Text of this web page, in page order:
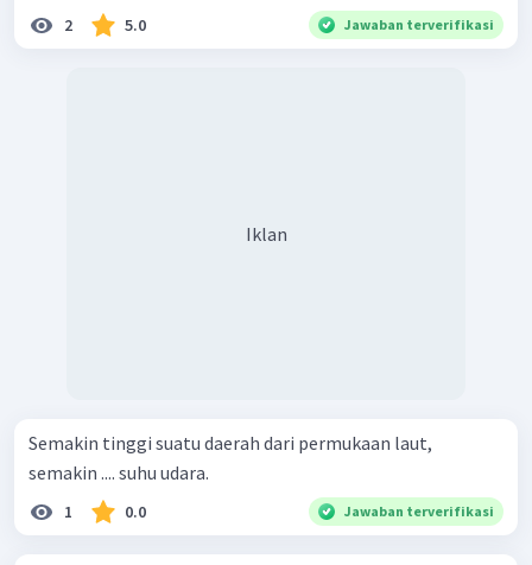
2 5.0 Jawaban terverifikasi
Iklan
Semakin tinggi suatu daerah dari permukaan laut,
semakin .... suhu udara.
1 0.0 Jawaban terverifikasi